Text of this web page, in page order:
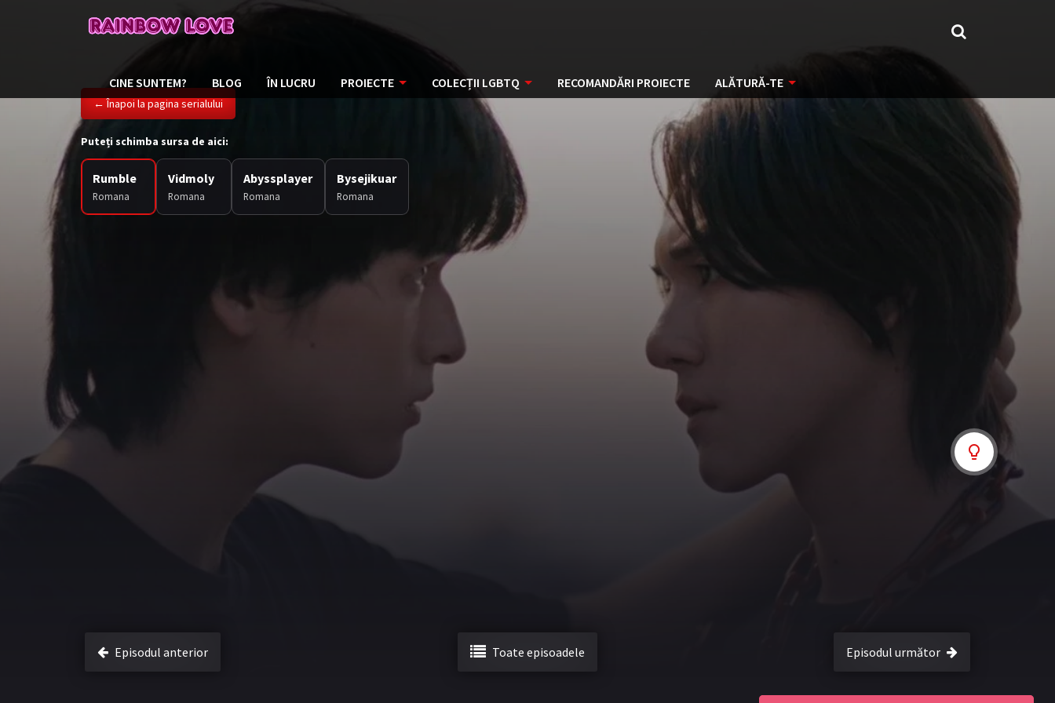
CINE SUNTEM? BLOG ÎN LUCRU PROIECTE COLECȚII LGBTQ RECOMANDĂRI PROIECTE ALĂTURĂ-TE
← Înapoi la pagina serialului
Puteți schimba sursa de aici:
Rumble
Romana
Vidmoly
Romana
Abyssplayer
Romana
Bysejikuar
Romana
Episodul anterior Toate episoadele Episodul următor